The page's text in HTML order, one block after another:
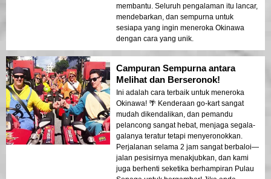
membantu. Seluruh pengalaman itu lancar,
mendebarkan, dan sempurna untuk
sesiapa yang ingin meneroka Okinawa
dengan cara yang unik.
Campuran Sempurna antara
Melihat dan Berseronok!
Ini adalah cara terbaik untuk meneroka
Okinawa! 🌴 Kenderaan go-kart sangat
mudah dikendalikan, dan pemandu
pelancong sangat hebat, menjaga segala-
galanya teratur tetapi menyeronokkan.
Perjalanan selama 2 jam sangat berbaloi—
jalan pesisirnya menakjubkan, dan kami
juga berhenti seketika berhampiran Pulau